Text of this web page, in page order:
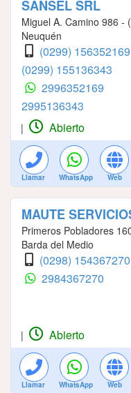
SANSEL SRL
Miguel A. Camino 986 -
Neuquén
(0299) 156352169
(0299) 155136343
2996352169
2995136343
| Abierto
Llamar WhatsApp Web
MAUTE
Primeros Pobladores
Barda del Medio
(0298) 154367270
2984367270
| Abierto
Llamar WhatsApp Web